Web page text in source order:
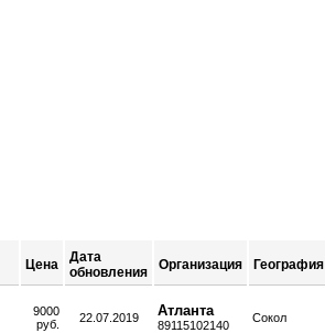
Цена
Дата
обновления
Организация География
9000
руб.
22.07.2019 Атланта
89115102140
Сокол